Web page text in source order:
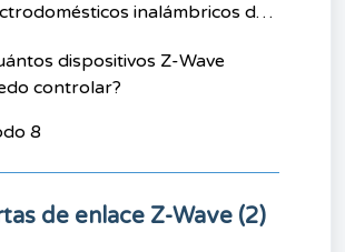
inalámbricos del
dispositivos Z-Wave
controlar?
8
de enlace Z-Wave (2)